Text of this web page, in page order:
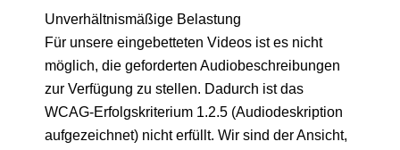
Unverhältnismäßige Belastung
Für unsere eingebetteten Videos ist es nicht
möglich, die geforderten Audiobeschreibungen
zur Verfügung zu stellen. Dadurch ist das
WCAG-Erfolgskriterium 1.2.5 (Audiodeskription
aufgezeichnet) nicht erfüllt. Wir sind der Ansicht,